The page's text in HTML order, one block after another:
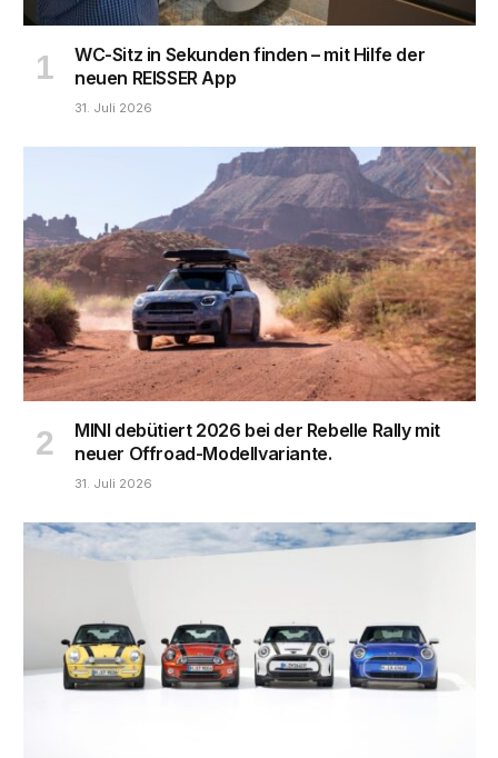
WC-Sitz in Sekunden finden – mit Hilfe der
neuen REISSER App
31. Juli 2026
MINI debütiert 2026 bei der Rebelle Rally mit
neuer Offroad-Modellvariante.
31. Juli 2026